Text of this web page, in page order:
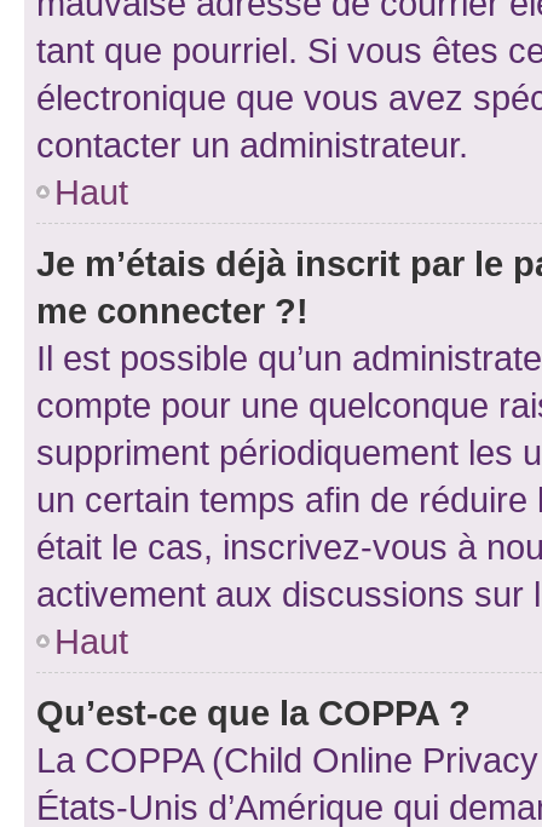
tant que pourriel. Si vous êtes
électronique que vous avez
contacter un administrateur.
Haut
Je m’étais déjà inscrit par le
me connecter ?!
Il est possible qu’un
compte pour une quelconque
suppriment périodiquement les
un certain temps afin de
était le cas, inscrivez-vous à
activement aux discussions sur
Haut
Qu’est-ce que la COPPA ?
La COPPA (Child Online
États-Unis d’Amérique qui